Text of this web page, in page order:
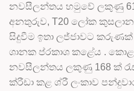
නවසීලන්තය හමුවේ ලකුණු
අනතුරුව, T20 ලෝක
සිදුවීම ඉතා ලජ්ජාවට කරුණක්
ශානක ප්රකාශ කළේය .
නවසීලන්තය ලකුණු 168 ක්
ක්රීඩා කළ ශ්රී ලංකාව